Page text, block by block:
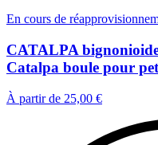
En cours de
CATALPA
Catalpa boule pour
À partir de 25,00 €